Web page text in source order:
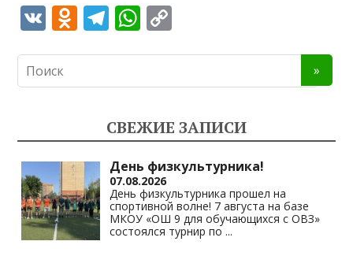
V O
o
as
s
ni
ki
T
gr
a
m
W
s
A
p
p
y
Li
n
k
СВЕЖИЕ ЗАПИСИ
День физкультурника!
07.08.2026
День физкультурника прошел на
спортивной волне! 7 августа на базе
МКОУ «ОШ 9 для обучающихся с ОВЗ»
состоялся турнир по ...